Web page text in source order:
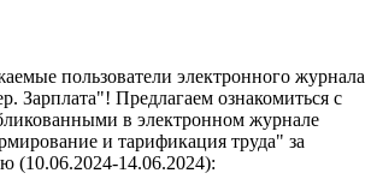
пользователи электронного журнала
Зарплата"! Предлагаем ознакомиться с
в электронном журнале
и тарификация труда" за
(10.06.2024-14.06.2024):